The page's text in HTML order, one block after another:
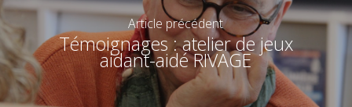
Article précédent
Témoignages : atelier de jeux
aidant-aidé RIVAGE